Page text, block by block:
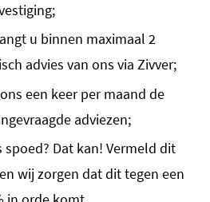
u binnen maximaal 2
advies van ons via Zivver;
een keer per maand de
adviezen;
spoed? Dat kan! Vermeld dit
wij zorgen dat dit tegen een